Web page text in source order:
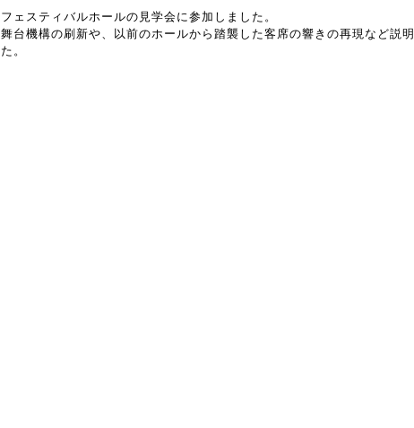
フェスティバルホールの見学会に参加しました。
舞台機構の刷新や、以前のホールから踏襲した客席の響きの再現など説
た。